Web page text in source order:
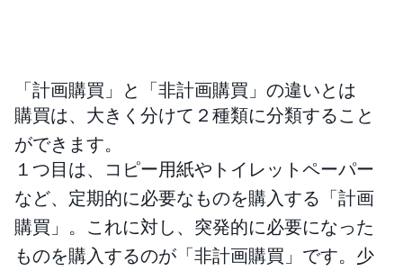
「計画購買」と「非計画購買」の違いとは
購買は、大きく分けて２種類に分類すること
ができます。
１つ目は、コピー用紙やトイレットペーパー
など、定期的に必要なものを購入する「計画
購買」。これに対し、突発的に必要になった
ものを購入するのが「非計画購買」です。少